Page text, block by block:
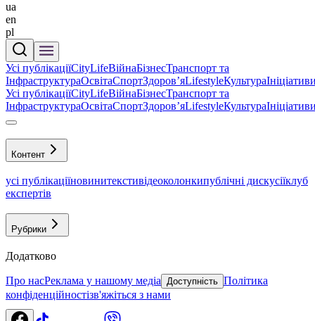
ua
en
pl
Усі публікаціїCityLifeВійнаБізнесТранспорт та
ІнфраструктураОсвітаСпортЗдоровʼяLifestyleКультура
Усі публікаціїCityLifeВійнаБізнесТранспорт та
ІнфраструктураОсвітаСпортЗдоровʼяLifestyleКультура
Контент
усі публікаціїновинитекстивідеоколонкипублічні дискусіїклуб
експертів
Рубрики
Додатково
Про насРеклама у нашому медіа Доступність Політика
конфіденційностізв'яжіться з нами